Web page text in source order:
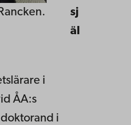
sj
äl
i
ÅA:s
i